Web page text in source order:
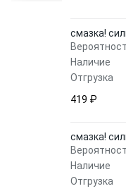
смазка!
Наличие
Отгрузка
419 ₽
смазка!
Наличие
Отгрузка